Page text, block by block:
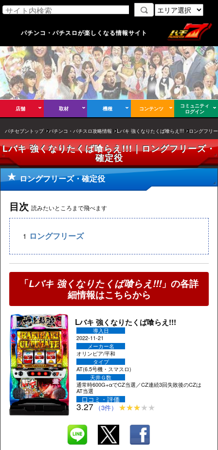
パチンコ・パチスロが楽しくなる情報サイト
店舗 取材 機種 コンテンツ
コミュニティ
ログイン
パチセブントップ パチンコ・パチスロ攻略情報 Lバキ 強くなりたくば喰らえ!!! ロングフリ
Lバキ 強くなりたくば喰らえ!!!｜ロングフリーズ・
確定役
ロングフリーズ・確定役
目次 読みたいところまで飛べます
ロングフリーズ
「Lバキ 強くなりたくば喰らえ!!!」の各詳
細情報はこちらから
Lバキ 強くなりたくば喰らえ!!!
導入日
2022-11-21
メーカー名
オリンピア/平和
タイプ
AT(6.5号機・スマスロ)
天井Ｇ数
通常時600G+αでCZ当選／CZ連続3回失敗後のCZは
AT当選
口コミ・評価
3.27 （3件）